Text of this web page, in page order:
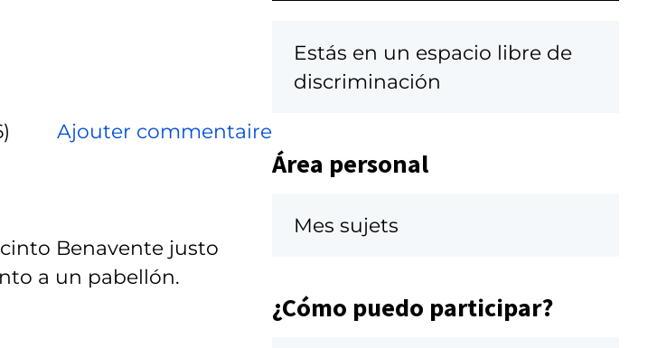
Ajouter commentaire
Benavente justo
a un pabellón.
Estás en un espacio libre de
discriminación
Área personal
Mes sujets
¿Cómo puedo participar?